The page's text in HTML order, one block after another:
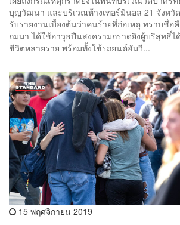
บุญวัฒนา และบริเวณห้างเทอร์มินอล 21 จังหวั
รับรายงานเบื้องต้นว่าคนร้ายที่ก่อเหตุ ทราบชื่อ
ถมมา ได้ใช้อาวุธปืนสงครามกราดยิงผู้บริสุทธิ์ไ
ชีวิตหลายราย พร้อมทั้งใช้รถยนต์ฮัมวี...
15 พฤศจิกายน 2019